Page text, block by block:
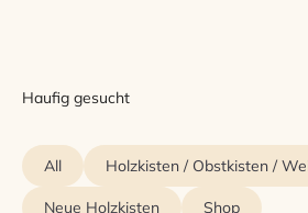
Haufig gesucht
All Holzkisten / Obstkisten /
Neue Holzkisten Shop